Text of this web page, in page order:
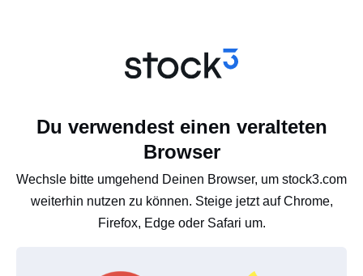
Du verwendest einen veralteten
Browser
Wechsle bitte umgehend Deinen Browser, um stock3.com
weiterhin nutzen zu können. Steige jetzt auf Chrome,
Firefox, Edge oder Safari um.